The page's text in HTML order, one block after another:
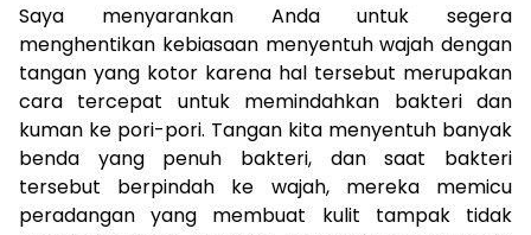
Saya menyarankan Anda untuk segera
menghentikan kebiasaan menyentuh wajah dengan
tangan yang kotor karena hal tersebut merupakan
cara tercepat untuk memindahkan bakteri dan
kuman ke pori-pori. Tangan kita menyentuh banyak
benda yang penuh bakteri, dan saat bakteri
tersebut berpindah ke wajah, mereka memicu
peradangan yang membuat kulit tampak tidak